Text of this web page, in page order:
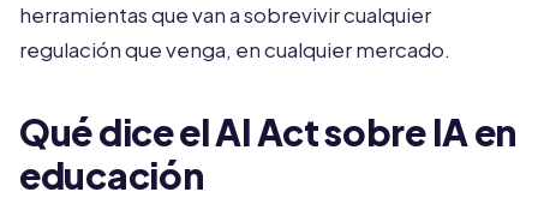
herramientas que van a sobrevivir cualquier
regulación que venga, en cualquier mercado.
Qué dice el AI Act sobre IA en
educación